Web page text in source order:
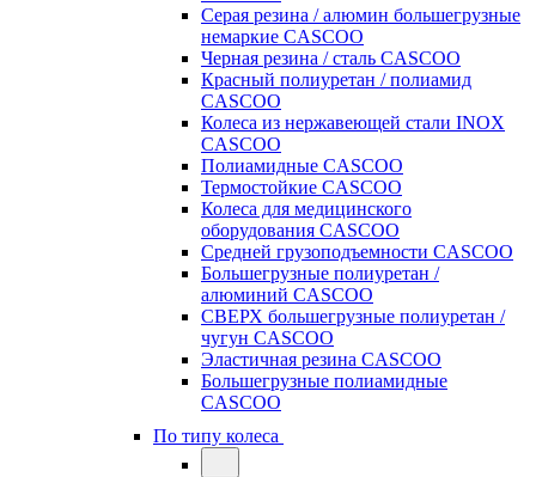
Серая резина / алюмин большегрузные
немаркие CASCOO
Черная резина / сталь CASCOO
Красный полиуретан / полиамид
CASCOO
Колеса из нержавеющей стали INOX
CASCOO
Полиамидные CASCOO
Термостойкие CASCOO
Колеса для медицинского
оборудования CASCOO
Средней грузоподъемности CASCOO
Большегрузные полиуретан /
алюминий CASCOO
СВЕРХ большегрузные полиуретан /
чугун CASCOO
Эластичная резина CASCOO
Большегрузные полиамидные
CASCOO
По типу колеса